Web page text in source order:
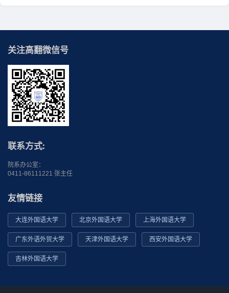
关注高翻微信号
联系方式:
院系办公室：
0411-86111221 张主任
友情链接
大连外国语大学 北京外国语大学 上海外国语大学
广东外语外贸大学 天津外国语大学 西安外国语大学
吉林外国语大学